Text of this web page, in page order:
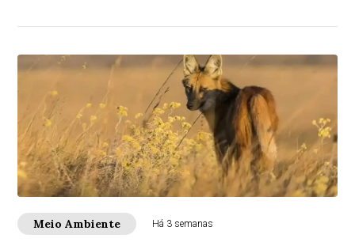
Meio Ambiente Há 3 semanas